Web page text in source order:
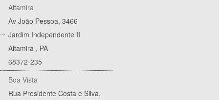
Altamira
Av João Pessoa, 3466
Jardim Independente II
Altamira , PA
68372-235
Boa Vista
Rua Presidente Costa e Silva,